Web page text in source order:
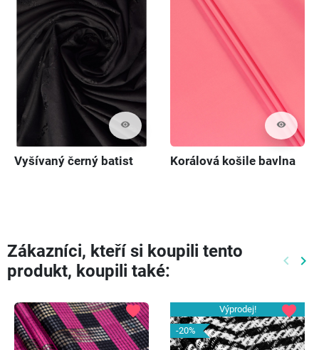
visibility
Vyšívaný černý batist
visibility
Korálová košile bavlna
Zákazníci, kteří si koupili tento
produkt, koupili také:
keyboard_arrow_left keyboard_arrow_right
favorite
Výprodej!
-20%
favorite